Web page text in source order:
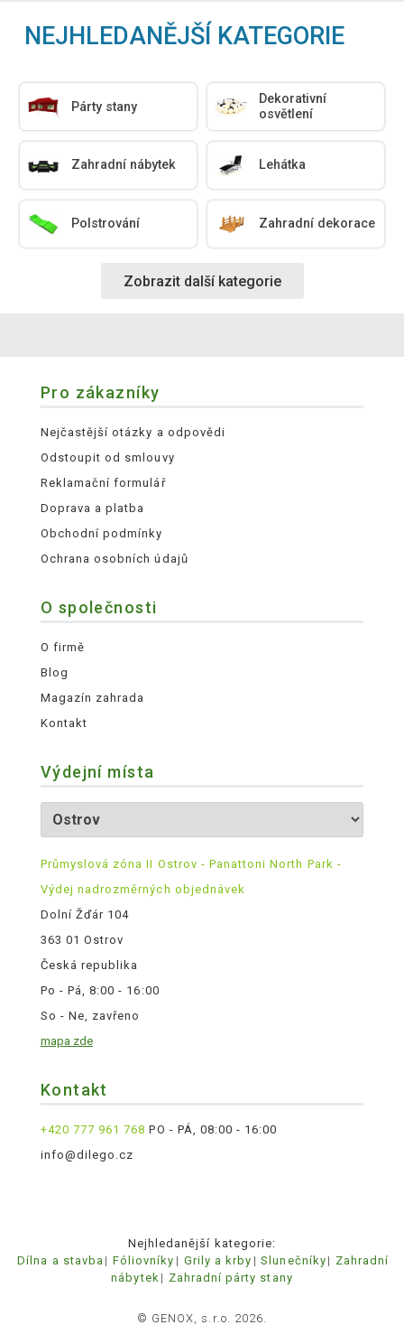
NEJHLEDANĚJŠÍ KATEGORIE
Párty stany
Dekorativní
osvětlení
Zahradní nábytek Lehátka
Polstrování Zahradní dekorace
Zobrazit další kategorie
Pro zákazníky
Nejčastější otázky a odpovědi
Odstoupit od smlouvy
Reklamační formulář
Doprava a platba
Obchodní podmínky
Ochrana osobních údajů
O společnosti
O firmě
Blog
Magazín zahrada
Kontakt
Výdejní místa
Průmyslová zóna II Ostrov - Panattoni North Park -
Výdej nadrozměrných objednávek
Dolní Žďár 104
363 01 Ostrov
Česká republika
Po - Pá, 8:00 - 16:00
So - Ne, zavřeno
mapa zde
Kontakt
+420 777 961 768 PO - PÁ, 08:00 - 16:00
info@dilego.cz
Nejhledanější kategorie:
Dílna a stavba
Fóliovníky Grily a krby Slunečníky
Zahradní
nábytek
Zahradní párty stany
© GENOX, s.r.o. 2026.